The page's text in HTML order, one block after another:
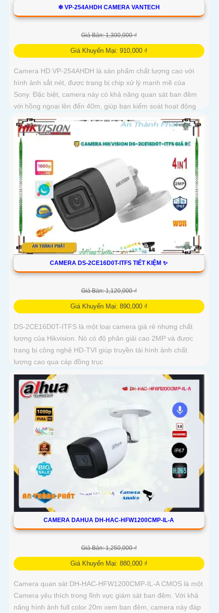
❇ VP-254AHDH CAMERA VANTECH
Giá Bán: 1,300,000 ₫
Giá Khuyến Mại: 910,000 ₫
Camera HD VP-254AHDH là sản phẩm chất lượng cao với
hình ảnh sắt nét, được trang bị chip xử lý mạnh mẽ của
Sony. Đặc biệt, camera này có khả năng quan sát ban đêm
với hồng ngoại lên đến 40m, giúp bạn kiểm soát hoạt động
trong điều kiện thiếu sáng
CAMERA DS-2CE16D0T-ITFS TIẾT KIỆM ✨
Giá Bán: 1,120,000 ₫
Giá Khuyến Mại: 890,000 ₫
DS-2CE16D0T-ITFS là một loại camera giá rẻ nhưng chất
lượng của Hikvision. Nó có độ phân giải cao 2MP và được
trang bị công nghệ HD-TVI giúp truyền tải hình ảnh chất
lượng cao qua cáp đồng trục
CAMERA DAHUA DH-HAC-HFW1200CMP-IL-A
Giá Bán: 1,250,000 ₫
Giá Khuyến Mại: 880,000 ₫
Camera quan sát DH-HAC-HFW1200CMP-IL-A CMOS là một
Camera yêu thích trong lĩnh vực giám sát ban đêm. Với khả
năng hình ảnh full color 20m xem ban đêm, camera này đáp